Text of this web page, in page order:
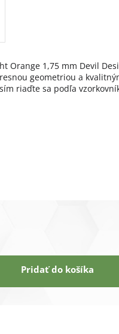
Pridať do košíka
Orange 1,75 mm Devil
geometriou a
riaďte sa podľa